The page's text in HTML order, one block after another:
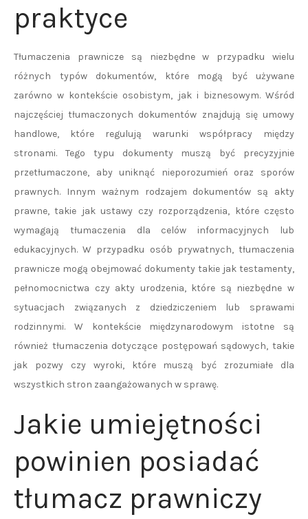
praktyce
Tłumaczenia prawnicze są niezbędne w przypadku wielu
różnych typów dokumentów, które mogą być używane
zarówno w kontekście osobistym, jak i biznesowym. Wśród
najczęściej tłumaczonych dokumentów znajdują się umowy
handlowe, które regulują warunki współpracy między
stronami. Tego typu dokumenty muszą być precyzyjnie
przetłumaczone, aby uniknąć nieporozumień oraz sporów
prawnych. Innym ważnym rodzajem dokumentów są akty
prawne, takie jak ustawy czy rozporządzenia, które często
wymagają tłumaczenia dla celów informacyjnych lub
edukacyjnych. W przypadku osób prywatnych, tłumaczenia
prawnicze mogą obejmować dokumenty takie jak testamenty,
pełnomocnictwa czy akty urodzenia, które są niezbędne w
sytuacjach związanych z dziedziczeniem lub sprawami
rodzinnymi. W kontekście międzynarodowym istotne są
również tłumaczenia dotyczące postępowań sądowych, takie
jak pozwy czy wyroki, które muszą być zrozumiałe dla
wszystkich stron zaangażowanych w sprawę.
Jakie umiejętności
powinien posiadać
tłumacz prawniczy